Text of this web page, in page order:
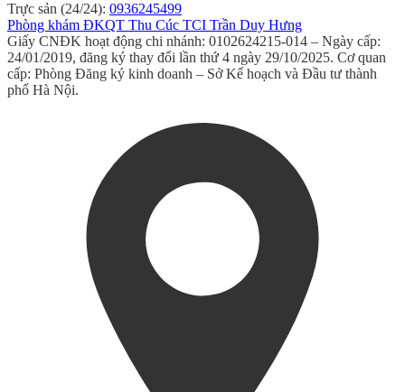
Trực sản (24/24): 0936245499
Phòng khám ĐKQT Thu Cúc TCI Trần Duy Hưng
Giấy CNĐK hoạt động chi nhánh: 0102624215-014 – Ngày cấp:
24/01/2019, đăng ký thay đổi lần thứ 4 ngày 29/10/2025. Cơ quan
cấp: Phòng Đăng ký kinh doanh – Sở Kế hoạch và Đầu tư thành
phố Hà Nội.